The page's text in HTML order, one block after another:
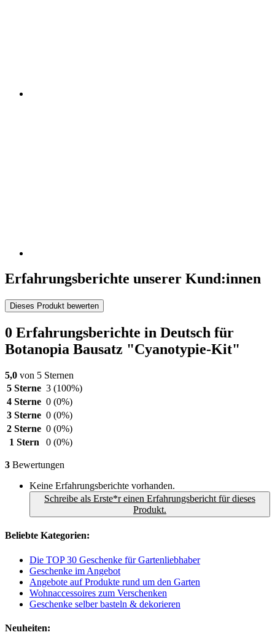
Erfahrungsberichte unserer Kund:innen
Dieses Produkt bewerten
0 Erfahrungsberichte in Deutsch für
Botanopia Bausatz "Cyanotypie-Kit"
5,0 von 5 Sternen
5 Sterne 3 (100%)
4 Sterne 0 (0%)
3 Sterne 0 (0%)
2 Sterne 0 (0%)
1 Stern
0 (0%)
3 Bewertungen
Keine Erfahrungsberichte vorhanden.
Schreibe als Erste*r einen Erfahrungsbericht für dieses
Produkt.
Beliebte Kategorien:
Die TOP 30 Geschenke für Gartenliebhaber
Geschenke im Angebot
Angebote auf Produkte rund um den Garten
Wohnaccessoires zum Verschenken
Geschenke selber basteln & dekorieren
Neuheiten: